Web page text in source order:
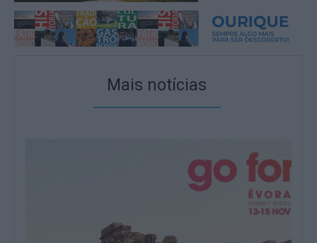
Mais notícias